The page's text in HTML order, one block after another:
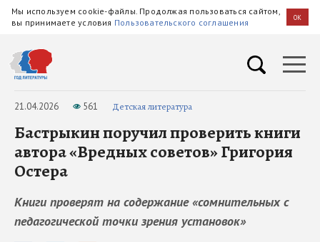
Мы используем cookie-файлы. Продолжая пользоваться сайтом,
вы принимаете условия Пользовательского соглашения OK
21.04.2026 561 Детская литература
Бастрыкин поручил проверить книги
автора «Вредных советов» Григория
Остера
Книги проверят на содержание «сомнительных с
педагогической точки зрения установок»